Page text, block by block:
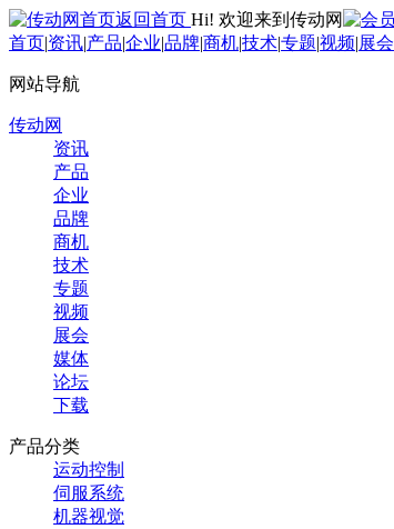
返回首页 Hi! 欢迎来到传动网
首页|资讯|产品|企业|品牌|商机|技术|专题|视频|展会
网站导航
传动网
资讯
产品
企业
品牌
商机
技术
专题
视频
展会
媒体
论坛
下载
产品分类
运动控制
伺服系统
机器视觉